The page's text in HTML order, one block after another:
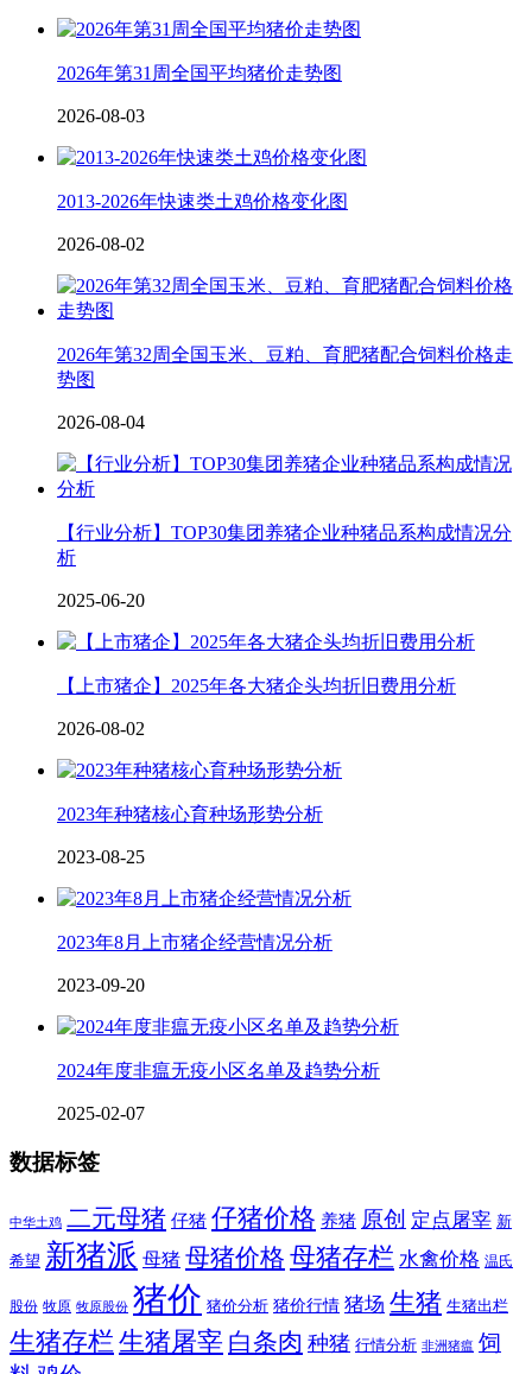
2026年第31周全国平均猪价走势图
2026-08-03
2013-2026年快速类土鸡价格变化图
2026-08-02
2026年第32周全国玉米、豆粕、育肥猪配合饲料价格走
势图
2026-08-04
【行业分析】TOP30集团养猪企业种猪品系构成情况分
析
2025-06-20
【上市猪企】2025年各大猪企头均折旧费用分析
2026-08-02
2023年种猪核心育种场形势分析
2023-08-25
2023年8月上市猪企经营情况分析
2023-09-20
2024年度非瘟无疫小区名单及趋势分析
2025-02-07
数据标签
中华土鸡 二元母猪 仔猪 仔猪价格 养猪 原创 定点屠宰 新
希望 新猪派 母猪 母猪价格 母猪存栏 水禽价格 温氏
股份 牧原 牧原股份 猪价 猪价分析 猪价行情 猪场 生猪 生猪出栏
生猪存栏 生猪屠宰 白条肉 种猪 行情分析 非洲猪瘟 饲